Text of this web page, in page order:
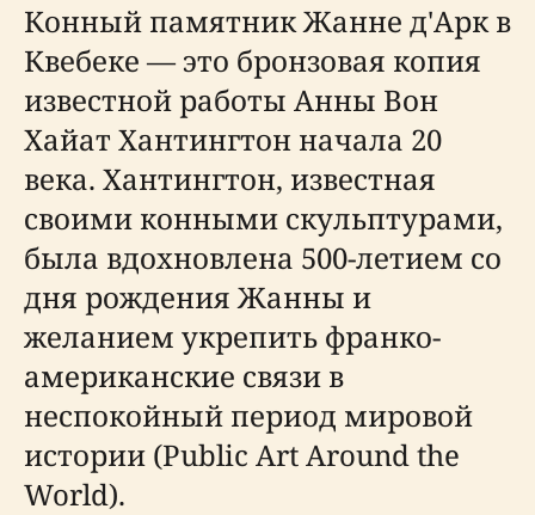
Конный памятник Жанне д'Арк в
Квебеке — это бронзовая копия
известной работы Анны Вон
Хайат Хантингтон начала 20
века. Хантингтон, известная
своими конными скульптурами,
была вдохновлена 500-летием со
дня рождения Жанны и
желанием укрепить франко-
американские связи в
неспокойный период мировой
истории (Public Art Around the
World).